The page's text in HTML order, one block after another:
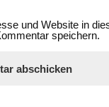
und Website in
speichern.